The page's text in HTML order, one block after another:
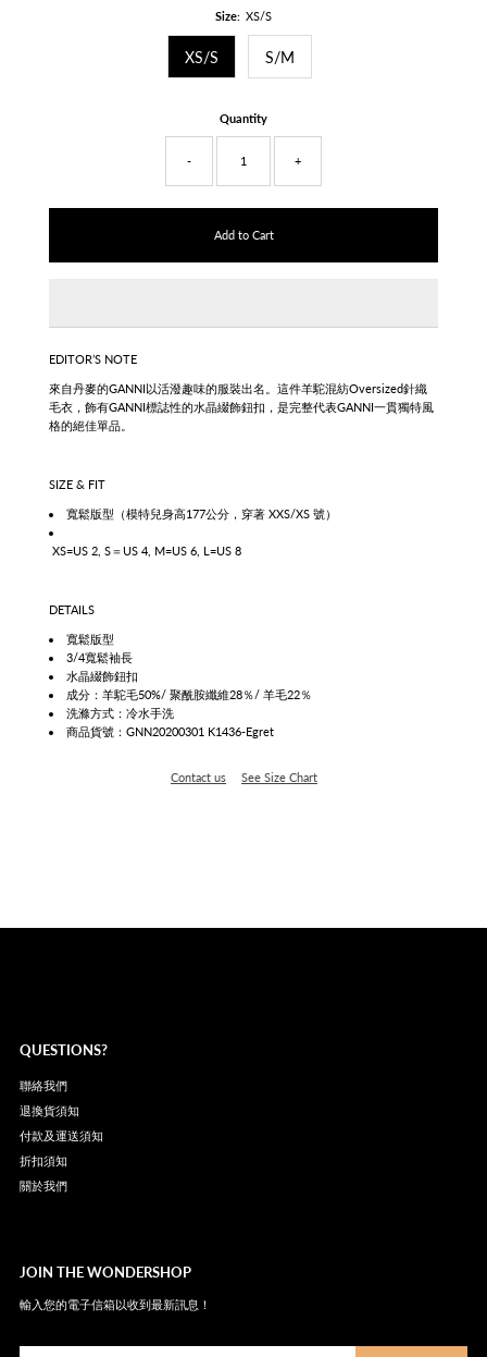
Size: XS/S
XS/S S/M
Quantity
- +
EDITOR’S NOTE
來自丹麥的GANNI以活潑趣味的服裝出名 。這件羊駝混紡Oversized針織
毛衣，飾有GANNI標誌性的水晶綴飾鈕扣，是完整代表GANNI一貫獨特風
格的絕佳單品。
SIZE & FIT
寬鬆版型（模特兒身高177公分，穿著 XXS/XS 號）
XS=US 2, S＝US 4, M=US 6, L=US 8
DETAILS
寬鬆版型
3/4寬鬆袖長
水晶綴飾鈕扣
成分：羊駝毛50%/ 聚酰胺纖維28％/ 羊毛22％
洗滌方式：冷水手洗
商品貨號：GNN20200301 K1436-Egret
Contact us See Size Chart
QUESTIONS?
聯絡我們
退換貨須知
付款及運送須知
折扣須知
關於我們
JOIN THE WONDERSHOP
輸入您的電子信箱以收到最新訊息！